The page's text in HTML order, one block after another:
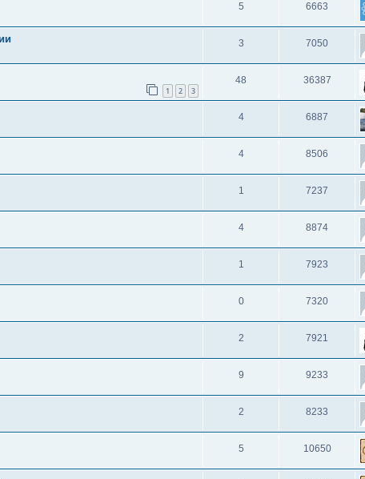
5 6663
3 7050
1 2 3
48 36387
4 6887
4 8506
1 7237
4 8874
1 7923
0 7320
2 7921
9 9233
2 8233
5 10650